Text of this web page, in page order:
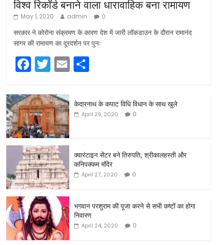
विश्व रिकॉर्ड बनाने वाला धारावाहिक बना रामायण
May 1, 2020 admin 0
सरकार ने कोरोना संक्रमण के कारण देश में जारी लॉकडाउन के दौरान रामानंद
सागर की रामायण का दूरदर्शन पर पुनः
F
c
e
b
o
o
k
T
itt
er
E
ai ar
e
केदारनाथ के कपाट विधि विधान के साथ खुले
April 29, 2020 0
क्वारंटाइन सेंटर बने तिरुपति, श्रीकालहस्ती और
कनिपक्कम मंदिर
April 27, 2020 0
भगवान परशुराम की पूजा करने से सभी कष्टों का होगा
निवारण
April 24, 2020 0